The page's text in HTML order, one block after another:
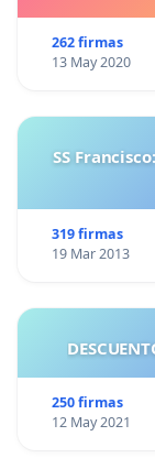
262 firmas
13 May 2020
SS
319 firmas
19 Mar 2013
250 firmas
12 May 2021